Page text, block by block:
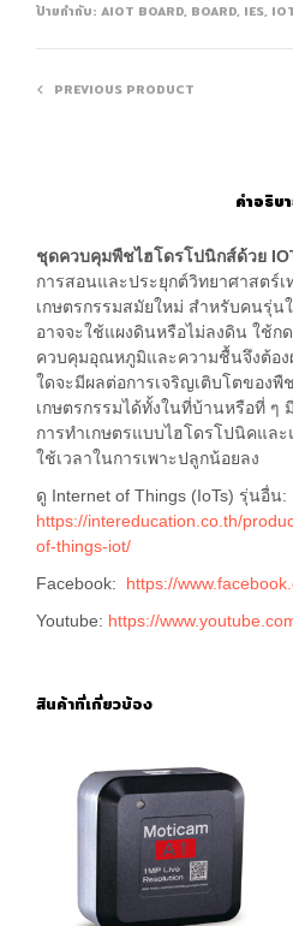
ป้ายกำกับ: AIOT BOARD, BOARD, IES,
PREVIOUS PRODUCT
คำอธิบ
ชุดควบคุมพืชไฮโดรโปนิกส์ด้วย
การสอนและประยุกต์วิทยาศาสตร์
เกษตรกรรมสมัยใหม่ สำหรับคนรุ่น
อาจจะใช้แผงดินหรือไม่ลงดิน ใช้ก
ควบคุมอุณหภูมิและความชื้นจึงต้อง
ใดจะมีผลต่อการเจริญเติบโตของ
เกษตรกรรมได้ทั้งในที่บ้านหรือที่ ๆ
การทำเกษตรแบบไฮโดรโปนิคแล
ใช้เวลาในการเพาะปลูกน้อยลง
ดู Internet of Things (IoTs) รุ่นอื่น:
https://intereducation.co.th/
of-things-iot/
Facebook: https://
Youtube: https://
สินค้าที่เกี่ยวข้อง